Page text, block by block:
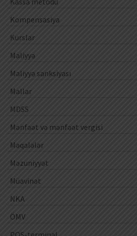
Kompensasiya
Kurslar
Maliyyə
Maliyyə sanksiyası
Mallar
MDSS
Mənfəət və mənfəət vergisi
Məqalələr
Məzuniyyət
Müavinət
NKA
ÖMV